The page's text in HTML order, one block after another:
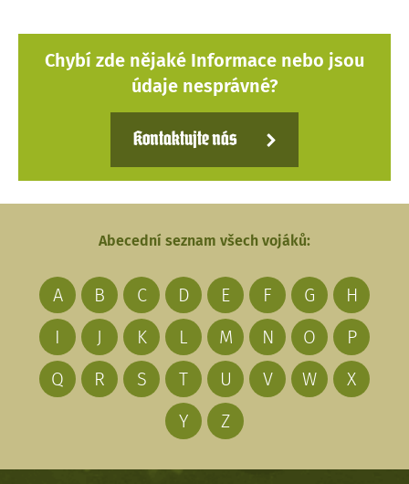
Chybí zde nějaké Informace nebo jsou
údaje nesprávné?
Kontaktujte nás
Abecední seznam všech vojáků:
A B C D E F G
H
I
J K L M N O
P
Q
R S T U V W
X
Y
Z